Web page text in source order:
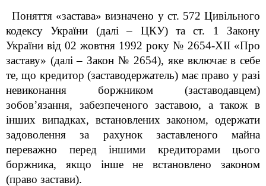
Поняття «застава» визначено у ст. 572 Цивільного
кодексу України (далі – ЦКУ) та ст. 1 Закону
України від 02 жовтня 1992 року № 2654-XII «Про
заставу» (далі – Закон № 2654), яке включає в себе
те, що кредитор (заставодержатель) має право у разі
невиконання боржником (заставодавцем)
зобов’язання, забезпеченого заставою, а також в
інших випадках, встановлених законом, одержати
задоволення за рахунок заставленого майна
переважно перед іншими кредиторами цього
боржника, якщо інше не встановлено законом
(право застави).